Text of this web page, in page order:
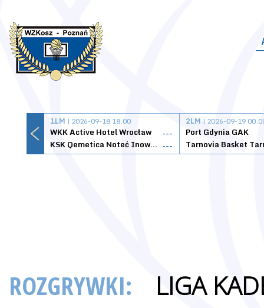
1LM | 2026-09-18 18:00
WKK Active Hotel Wrocław
---
KSK Qemetica Noteć Inowrocław ---
2LM | 2026-09-19
Port Gdynia GAK
ROZGRYWKI: LIGA